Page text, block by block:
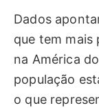
Dados
que tem mais
na América
população
o que